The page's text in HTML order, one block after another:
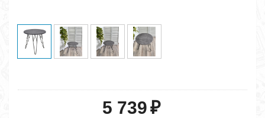
5 739₽